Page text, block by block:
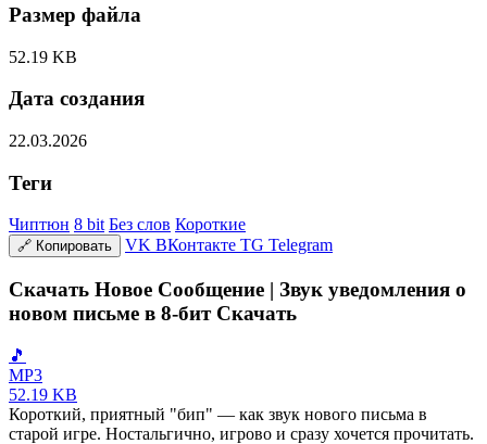
Размер файла
52.19 KB
Дата создания
22.03.2026
Теги
Чиптюн 8 bit Без слов Короткие
🔗 Копировать VK ВКонтакте TG Telegram
Скачать Новое Сообщение | Звук уведомления о
новом письме в 8-бит Скачать
🎵
MP3
52.19 KB
Короткий, приятный "бип" — как звук нового письма в
старой игре. Ностальгично, игрово и сразу хочется прочитать.